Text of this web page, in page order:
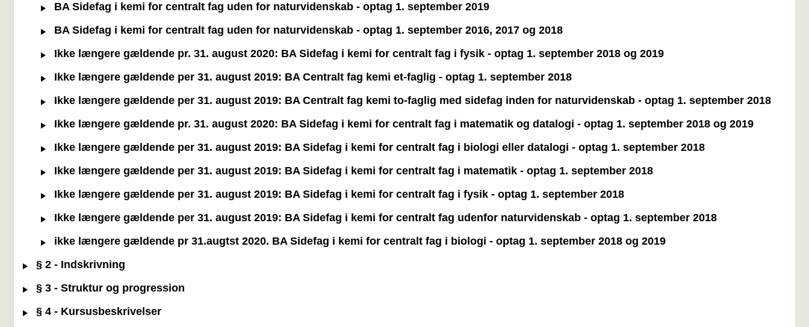
BA Sidefag i kemi for centralt fag uden for naturvidenskab - optag 1. september 2019
BA Sidefag i kemi for centralt fag uden for naturvidenskab - optag 1. september 2016, 2017 og 2018
Ikke længere gældende pr. 31. august 2020: BA Sidefag i kemi for centralt fag i fysik - optag 1. september 2018 og 2019
Ikke længere gældende per 31. august 2019: BA Centralt fag kemi et-faglig - optag 1. september 2018
Ikke længere gældende per 31. august 2019: BA Centralt fag kemi to-faglig med sidefag inden for naturvidenskab - optag 1. september 2018
Ikke længere gældende pr. 31. august 2020: BA Sidefag i kemi for centralt fag i matematik og datalogi - optag 1. september 2018 og 2019
Ikke længere gældende per 31. august 2019: BA Sidefag i kemi for centralt fag i biologi eller datalogi - optag 1. september 2018
Ikke længere gældende per 31. august 2019: BA Sidefag i kemi for centralt fag i matematik - optag 1. september 2018
Ikke længere gældende per 31. august 2019: BA Sidefag i kemi for centralt fag i fysik - optag 1. september 2018
Ikke længere gældende per 31. august 2019: BA Sidefag i kemi for centralt fag udenfor naturvidenskab - optag 1. september 2018
ikke længere gældende pr 31.augtst 2020. BA Sidefag i kemi for centralt fag i biologi - optag 1. september 2018 og 2019
§ 2 - Indskrivning
§ 3 - Struktur og progression
§ 4 - Kursusbeskrivelser